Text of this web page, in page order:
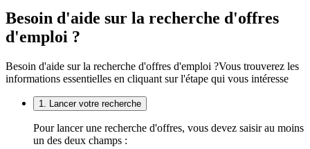
Besoin d'aide sur la recherche d'offres
d'emploi ?
Besoin d'aide sur la recherche d'offres d'emploi ?Vous trouverez les
informations essentielles en cliquant sur l'étape qui vous intéresse
1. Lancer votre recherche
Pour lancer une recherche d'offres, vous devez saisir au moins
un des deux champs :